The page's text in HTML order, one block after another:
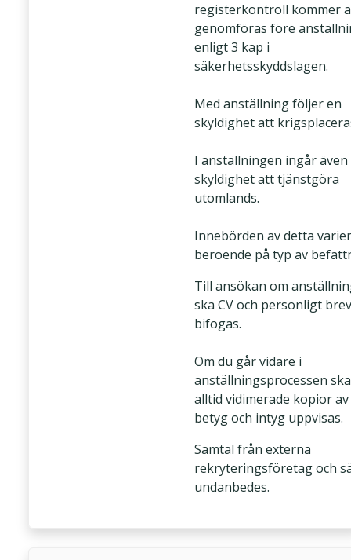
registerkontroll kommer
genomföras före
enligt 3 kap i
säkerhetsskyddslagen.
Med anställning följer en
skyldighet att
I anställningen ingår även
skyldighet att tjänstgöra
utomlands.
Innebörden av detta
beroende på typ av
Till ansökan om
ska CV och personligt brev
bifogas.
Om du går vidare i
anställningsprocessen ska
alltid vidimerade kopior av
betyg och intyg uppvisas.
Samtal från externa
rekryteringsföretag och
undanbedes.